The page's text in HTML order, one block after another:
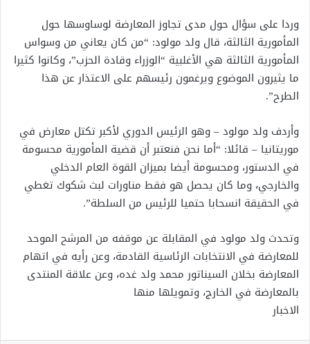
وردا على سؤال حول مدى تجاوز المعارضة لوساوسها حول
المأمورية الثالثة، قال ولد مولود: “من كان يعاني من وسواس
المأمورية الثالثة هي الأغلبية “الوزراء وقادة الحزب”، وكانوا كثيرا
ما يثيرون الموضوع ويرغمون رئيسهم على الاعتذار عن هذا
الطرح”.
وأردف ولد مولود – وهو الرئيس الدوري لأكبر تكتل معارض في
موريتانيا – قائلا: “أما نحن فنعتبر أن قضية المأمورية محسومة
في الدستور، ومحسومة أيضا بميزان القوة العام الدخلي
والخارجي، وما كان يحصل هو فقط مناورات لبث شكوك تغطي
في الحقيقة انسحابا حتميا للرئيس من السلطة”.
وتحدث ولد مولود في المقابلة عن موقفه من المرشح الموحد
للمعارضة في الانتخابات الرئاسية القادمة، وعن رأيه في اتهام
المعارضة بخلان السيناتور محمد ولد غده، وعن علاقة المنتدى
بالمعارضة في الخارج، وتمويلها منها
الاخبار